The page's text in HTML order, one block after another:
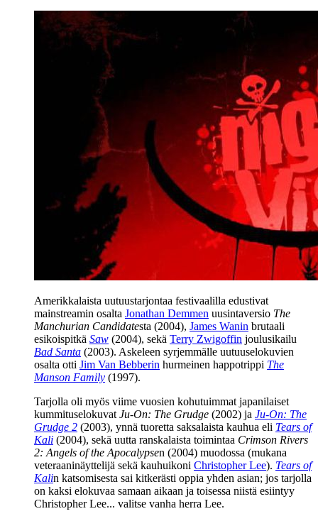
Amerikkalaista uutuustarjontaa festivaalilla edustivat
mainstreamin osalta Jonathan Demmen uusintaversio The
Manchurian Candidatesta (2004), James Wanin brutaali
esikoispitkä Saw (2004), sekä Terry Zwigoffin joulusikailu
Bad Santa (2003). Askeleen syrjemmälle uutuuselokuvien
osalta otti Jim Van Bebberin hurmeinen happotrippi The
Manson Family (1997).
Tarjolla oli myös viime vuosien kohutuimmat japanilaiset
kummituselokuvat Ju‑On: The Grudge (2002) ja Ju‑On: The
Grudge 2 (2003), ynnä tuoretta saksalaista kauhua eli Tears of
Kali (2004), sekä uutta ranskalaista toimintaa Crimson Rivers
2: Angels of the Apocalypsen (2004) muodossa (mukana
veteraaninäyttelijä sekä kauhuikoni Christopher Lee). Tears of
Kalin katsomisesta sai kitkerästi oppia yhden asian; jos tarjolla
on kaksi elokuvaa samaan aikaan ja toisessa niistä esiintyy
Christopher Lee... valitse vanha herra Lee.